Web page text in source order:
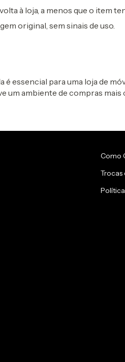
à loja, a menos que o item
original, sem sinais de uso.
essencial para uma loja de
um ambiente de compras mais
Como
Trocas